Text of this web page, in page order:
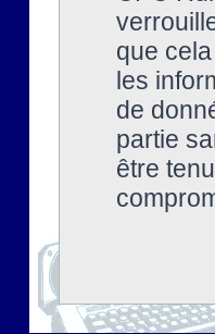
que
les
de
partie
être